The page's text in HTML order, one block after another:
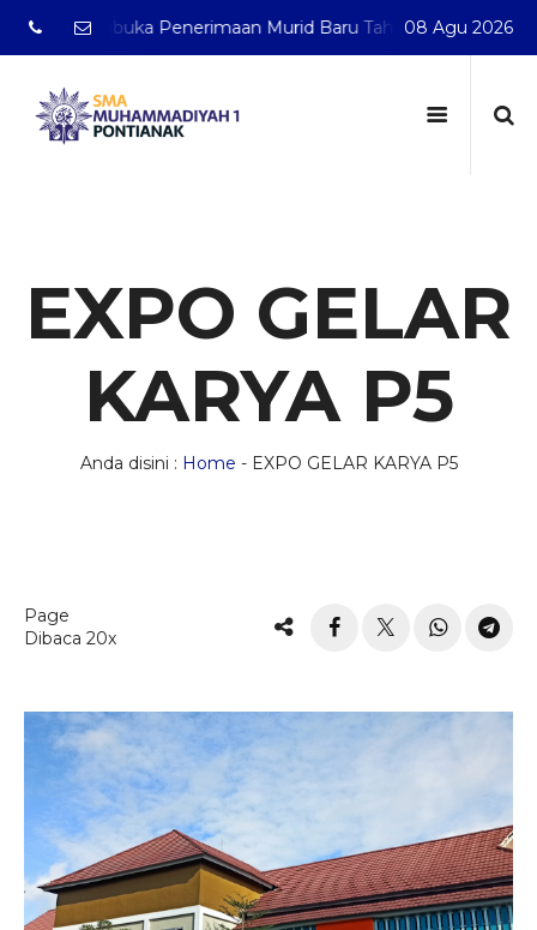
membuka Penerimaan Murid Baru Tahun Pelajaran 2026/
08 Agu 2026
EXPO GELAR
KARYA P5
Anda disini : Home - EXPO GELAR KARYA P5
Page
Dibaca 20x